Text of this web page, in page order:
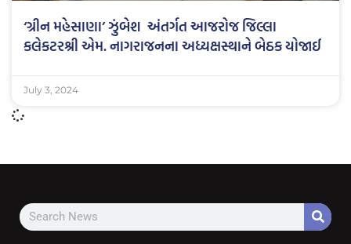
‘ગ્રીન મહેસાણા’ ઝુંબેશ અંતર્ગત આજરોજ જિલ્લા
કલેકટરશ્રી એમ. નાગરાજનના અધ્યક્ષસ્થાને બેઠક યોજાઈ
July 3, 2024